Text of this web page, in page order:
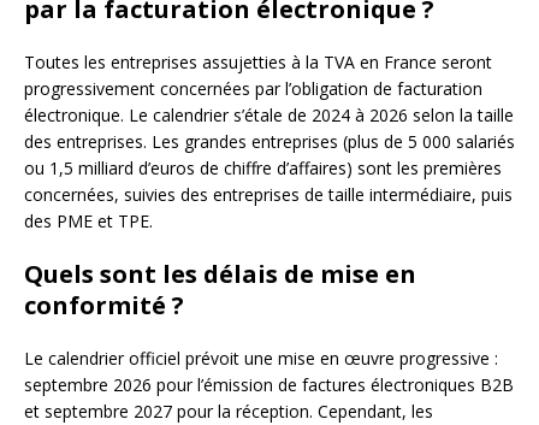
par la facturation électronique ?
Toutes les entreprises assujetties à la TVA en France seront
progressivement concernées par l’obligation de facturation
électronique. Le calendrier s’étale de 2024 à 2026 selon la taille
des entreprises. Les grandes entreprises (plus de 5 000 salariés
ou 1,5 milliard d’euros de chiffre d’affaires) sont les premières
concernées, suivies des entreprises de taille intermédiaire, puis
des PME et TPE.
Quels sont les délais de mise en
conformité ?
Le calendrier officiel prévoit une mise en œuvre progressive :
septembre 2026 pour l’émission de factures électroniques B2B
et septembre 2027 pour la réception. Cependant, les